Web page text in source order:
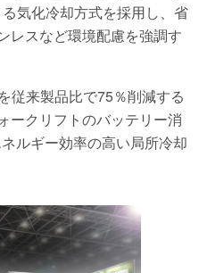
気化冷却方式を採用し、省
レスなど環境配慮を強調す
従来製品比で75％削減する
ークリフトのバッテリー消
ルギー効率の高い局所冷却